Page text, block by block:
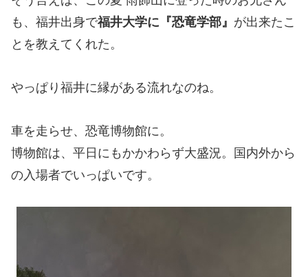
も、福井出身で福井大学に『恐竜学部』 が出来たこ
とを教えてくれた。
やっぱり福井に縁がある流れなのね。
車を走らせ、恐竜博物館に。
博物館は、平日にもかかわらず大盛況。国内外から
の入場者でいっぱいです。